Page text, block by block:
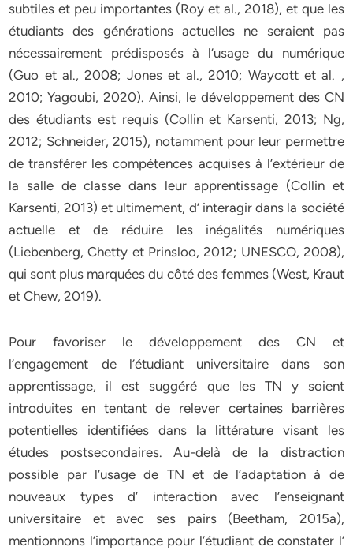
subtiles et peu importantes (Roy et al., 2018), et que les
étudiants des générations actuelles ne seraient pas
nécessairement prédisposés à l’usage du numérique
(Guo et al., 2008; Jones et al., 2010; Waycott et al. ,
2010; Yagoubi, 2020). Ainsi, le développement des CN
des étudiants est requis (Collin et Karsenti, 2013; Ng,
2012; Schneider, 2015), notamment pour leur permettre
de transférer les compétences acquises à l’extérieur de
la salle de classe dans leur apprentissage (Collin et
Karsenti, 2013) et ultimement, d’ interagir dans la société
actuelle et de réduire les inégalités numériques
(Liebenberg, Chetty et Prinsloo, 2012; UNESCO, 2008),
qui sont plus marquées du côté des femmes (West, Kraut
et Chew, 2019).
Pour favoriser le développement des CN et
l’engagement de l’étudiant universitaire dans son
apprentissage, il est suggéré que les TN y soient
introduites en tentant de relever certaines barrières
potentielles identifiées dans la littérature visant les
études postsecondaires. Au-delà de la distraction
possible par l’usage de TN et de l’adaptation à de
nouveaux types d’ interaction avec l’enseignant
universitaire et avec ses pairs (Beetham, 2015a),
mentionnons l’importance pour l’étudiant de constater l’